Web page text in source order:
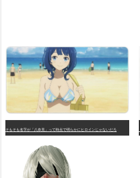
そもそも名字が「八奈見」って時点で明らかにヒロインじゃないだろ